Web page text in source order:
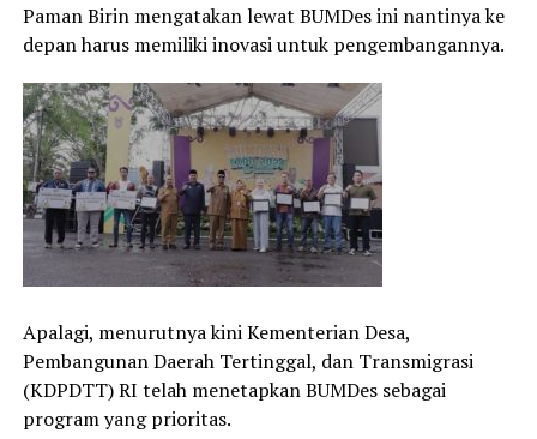
Paman Birin mengatakan lewat BUMDes ini nantinya ke
depan harus memiliki inovasi untuk pengembangannya.
Apalagi, menurutnya kini Kementerian Desa,
Pembangunan Daerah Tertinggal, dan Transmigrasi
(KDPDTT) RI telah menetapkan BUMDes sebagai
program yang prioritas.